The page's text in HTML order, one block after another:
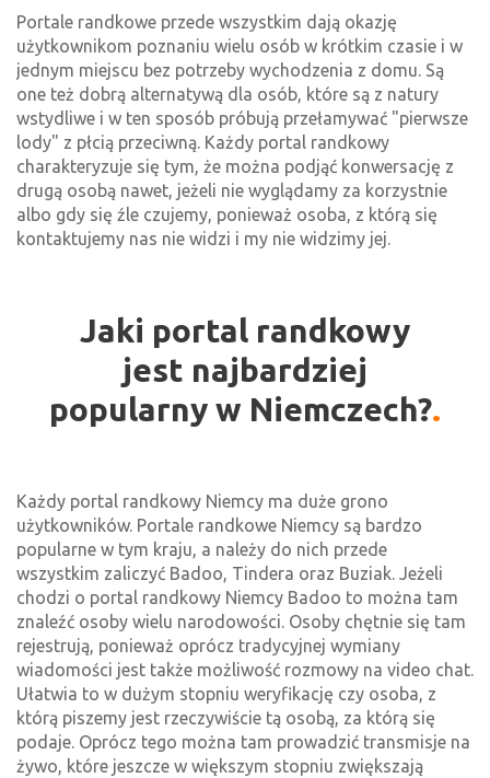
Portale randkowe przede wszystkim dają okazję
użytkownikom poznaniu wielu osób w krótkim czasie i w
jednym miejscu bez potrzeby wychodzenia z domu. Są
one też dobrą alternatywą dla osób, które są z natury
wstydliwe i w ten sposób próbują przełamywać "pierwsze
lody" z płcią przeciwną. Każdy portal randkowy
charakteryzuje się tym, że można podjąć konwersację z
drugą osobą nawet, jeżeli nie wyglądamy za korzystnie
albo gdy się źle czujemy, ponieważ osoba, z którą się
kontaktujemy nas nie widzi i my nie widzimy jej.
Jaki portal randkowy
jest najbardziej
popularny w Niemczech?
Każdy portal randkowy Niemcy ma duże grono
użytkowników. Portale randkowe Niemcy są bardzo
popularne w tym kraju, a należy do nich przede
wszystkim zaliczyć Badoo, Tindera oraz Buziak. Jeżeli
chodzi o portal randkowy Niemcy Badoo to można tam
znaleźć osoby wielu narodowości. Osoby chętnie się tam
rejestrują, ponieważ oprócz tradycyjnej wymiany
wiadomości jest także możliwość rozmowy na video chat.
Ułatwia to w dużym stopniu weryfikację czy osoba, z
którą piszemy jest rzeczywiście tą osobą, za którą się
podaje. Oprócz tego można tam prowadzić transmisje na
żywo, które jeszcze w większym stopniu zwiększają